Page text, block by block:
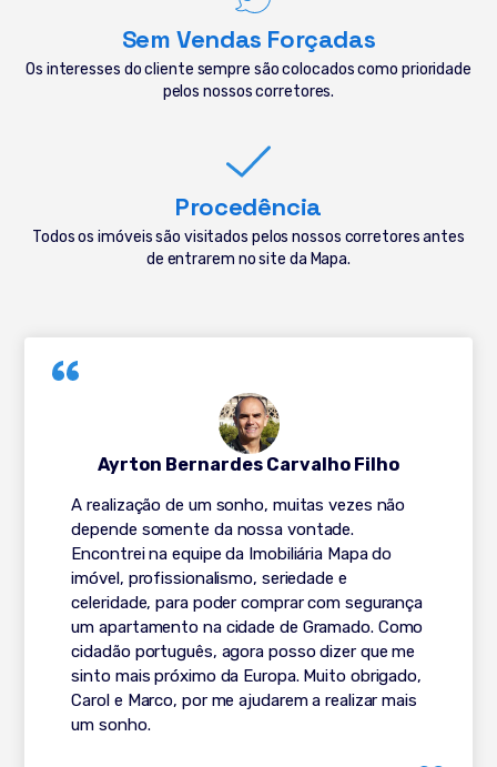
Sem Vendas Forçadas
Os interesses do cliente sempre são colocados como prioridade
pelos nossos corretores.
Procedência
Todos os imóveis são visitados pelos nossos corretores antes
de entrarem no site da Mapa.
A realização de um sonho, muitas vezes não
depende somente da nossa vontade.
Encontrei na equipe da Imobiliária Mapa do
imóvel, profissionalismo, seriedade e
celeridade, para poder comprar com segurança
um apartamento na cidade de Gramado. Como
cidadão português, agora posso dizer que me
sinto mais próximo da Europa. Muito obrigado,
Carol e Marco, por me ajudarem a realizar mais
um sonho.
Ayrton Bernardes Carvalho Filho